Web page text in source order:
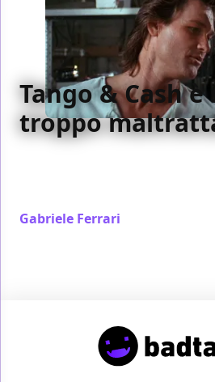
Tango & Cash
troppo
Gabriele Ferrari